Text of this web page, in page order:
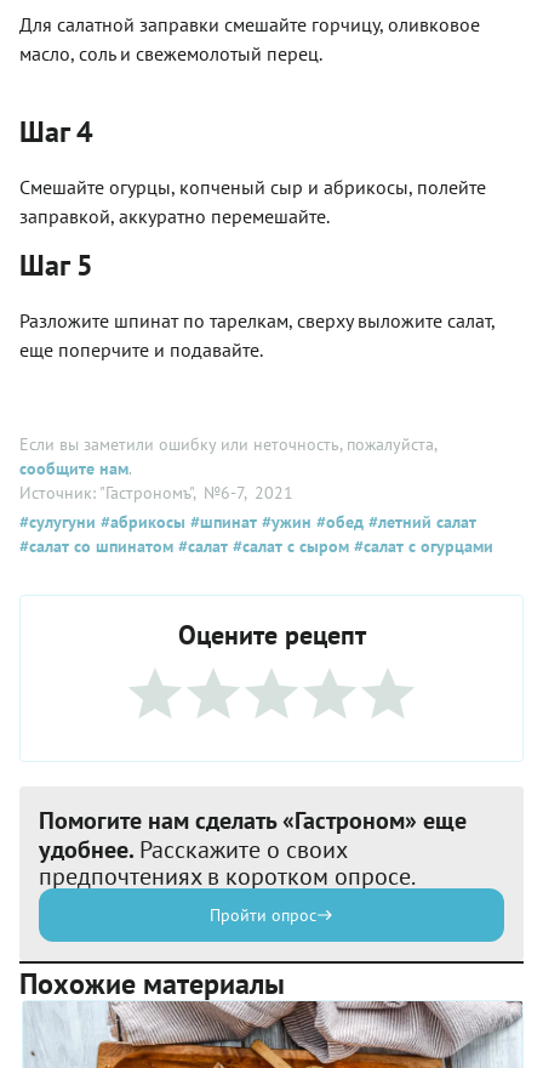
Для салатной заправки смешайте горчицу, оливковое
масло, соль и свежемолотый перец.
Шаг 4
Смешайте огурцы, копченый сыр и абрикосы, полейте
заправкой, аккуратно перемешайте.
Шаг 5
Разложите шпинат по тарелкам, сверху выложите салат,
еще поперчите и подавайте.
Если вы заметили ошибку или неточность, пожалуйста,
сообщите нам.
Источник: "Гастрономъ", №6-7, 2021
#сулугуни #абрикосы #шпинат #ужин #обед #летний салат
#салат со шпинатом #салат #салат с сыром #салат с огурцами
Оцените рецепт
Помогите нам сделать «Гастроном» еще
удобнее. Расскажите о своих
предпочтениях в коротком опросе.
Пройти опрос
Похожие материалы